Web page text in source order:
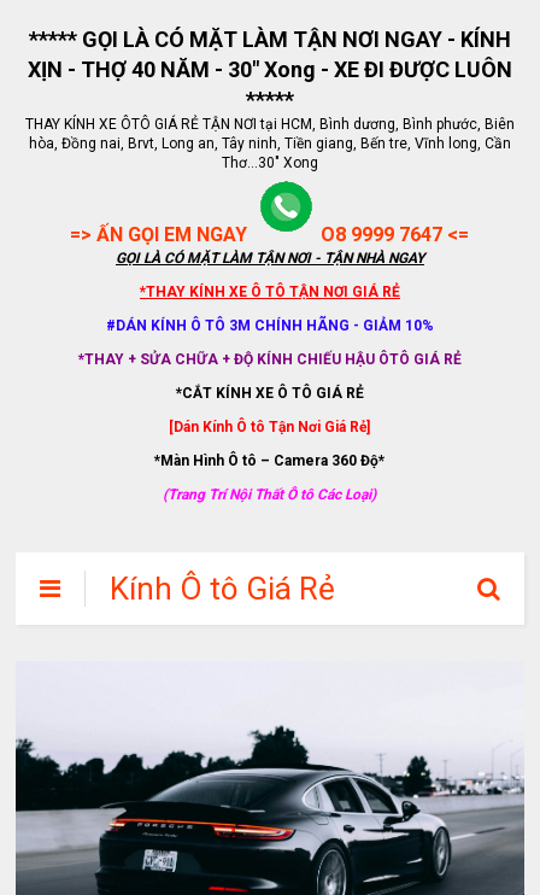
***** GỌI LÀ CÓ MẶT LÀM TẬN NƠI NGAY - KÍNH
XỊN - THỢ 40 NĂM - 30" Xong - XE ĐI ĐƯỢC LUÔN
*****
THAY KÍNH XE ÔTÔ GIÁ RẺ TẬN NƠI tại HCM, Bình dương, Bình phước, Biên
hòa, Đồng nai, Brvt, Long an, Tây ninh, Tiền giang, Bến tre, Vĩnh long, Cần
Thơ...30" Xong
=> ẤN GỌI EM NGAY O8 9999 7647 <=
GỌI LÀ CÓ MẶT LÀM TẬN NƠI - TẬN NHÀ NGAY
*THAY KÍNH XE Ô TÔ TẬN NƠI GIÁ RẺ
#DÁN KÍNH Ô TÔ 3M CHÍNH HÃNG - GIẢM 10%
*THAY + SỬA CHỮA + ĐỘ KÍNH CHIẾU HẬU ÔTÔ GIÁ RẺ
*CẮT KÍNH XE Ô TÔ GIÁ RẺ
[Dán Kính Ô tô Tận Nơi Giá Rẻ]
*Màn Hình Ô tô – Camera 360 Độ*
(Trang Trí Nội Thất Ô tô Các Loại)
Kính Ô tô Giá Rẻ